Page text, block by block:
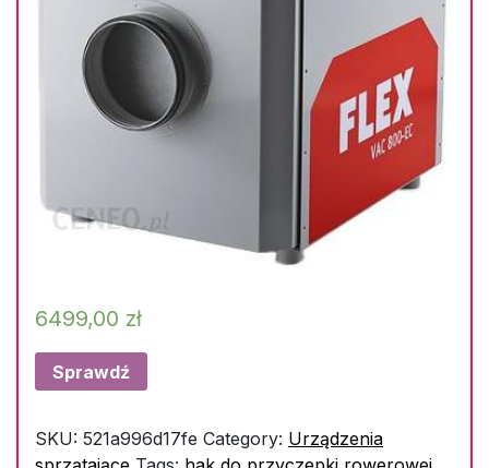
6499,00 zł
Sprawdź
SKU: 521a996d17fe Category: Urządzenia